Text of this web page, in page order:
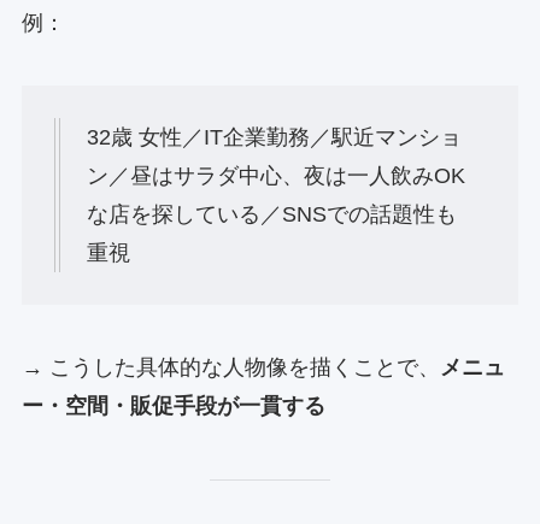
例：
32歳 女性／IT企業勤務／駅近マンショ
ン／昼はサラダ中心、夜は一人飲みOK
な店を探している／SNSでの話題性も
重視
→ こうした具体的な人物像を描くことで、
メニュ
ー・空間・販促手段が一貫する